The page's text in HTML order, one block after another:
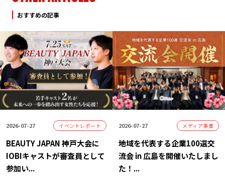
おすすめの記事
2026-07-27 イベントレポート
BEAUTY JAPAN 神戸大会に
IOBIキャストが審査員として
参加い...
2026-07-27 メディア事業
地域を代表する企業100選交
流会 in 広島を開催いたしまし
た！ ...